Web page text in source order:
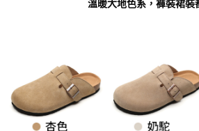
４．使用「AFTEE先享後付」時，將依據個別帳
時審查核予不同之上限額度；若仍有額度不足之
請求用戶進行身份認證。
５．嚴禁一人註冊多個帳號或使用他人資訊註冊
恩沛科技股份有限公司將有權停止該用戶之使用
溫暖大地色系，褲裝裙裝